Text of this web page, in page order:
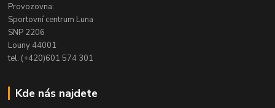
Provozovna:
Sportovní centrum Luna
SNP 2206
Louny 44001
tel. (+420)601 574 301
Kde nás najdete